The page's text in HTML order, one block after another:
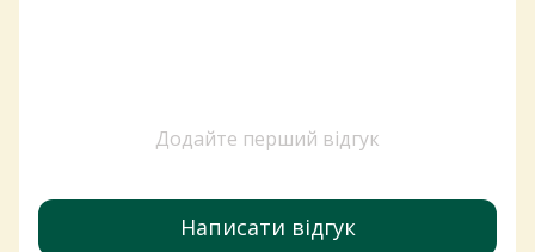
Додайте перший відгук
Написати відгук